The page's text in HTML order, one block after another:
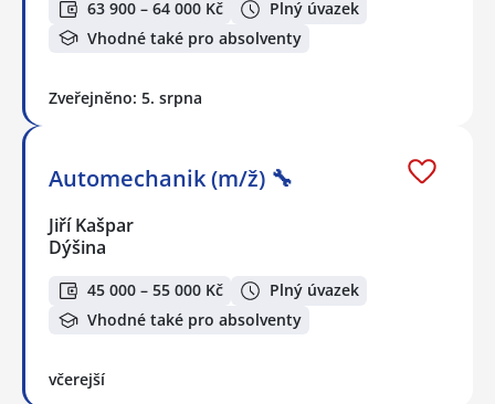
63 900 – 64 000 Kč
Plný úvazek
Vhodné také pro absolventy
Zveřejněno: 5. srpna
Automechanik (m/ž) 🔧
Jiří Kašpar
Dýšina
45 000 – 55 000 Kč
Plný úvazek
Vhodné také pro absolventy
včerejší